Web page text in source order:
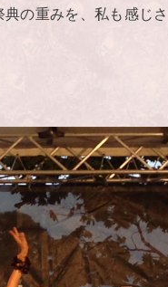
の重みを、私も感じさ